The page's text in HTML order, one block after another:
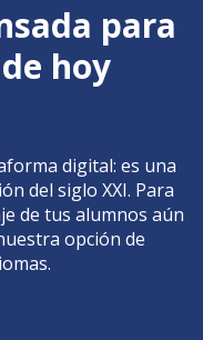
para
hoy
digital: es una
del siglo XXI. Para
de tus alumnos aún
opción de